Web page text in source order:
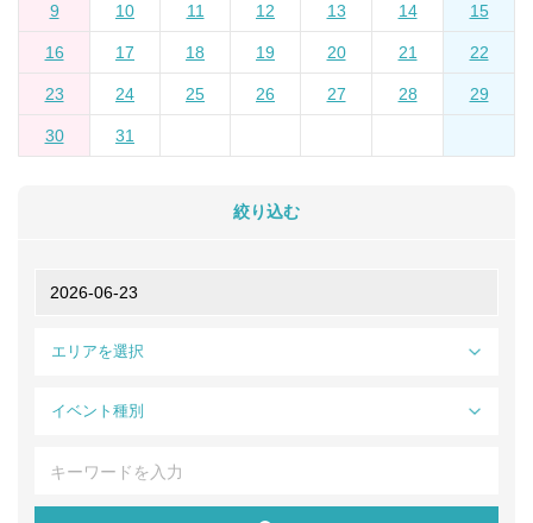
9 10 11 12 13 14 15
16 17 18 19 20 21 22
23 24 25 26 27 28 29
30 31
絞り込む
エリアを選択
イベント種別